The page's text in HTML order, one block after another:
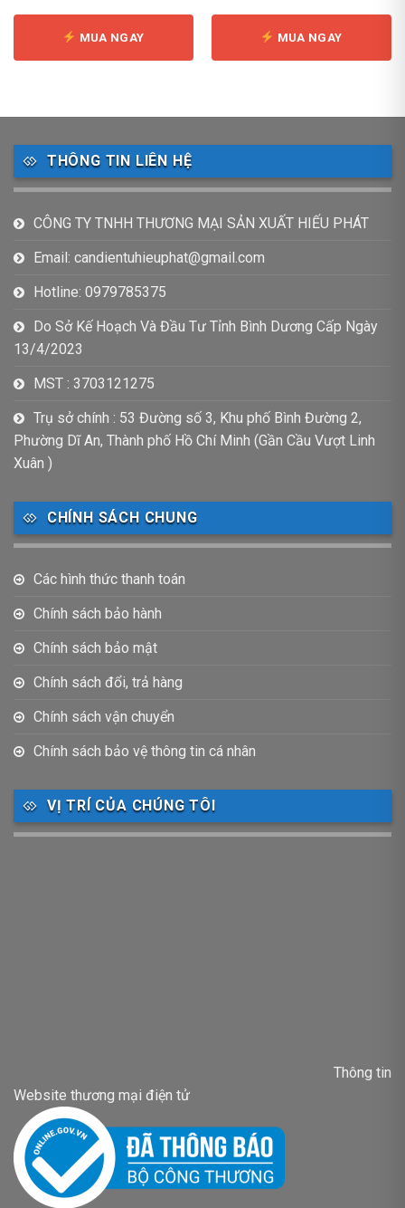
MUA NGAY MUA NGAY
THÔNG TIN LIÊN HỆ
CÔNG TY TNHH THƯƠNG MẠI SẢN XUẤT HIẾU PHÁT
Email: candientuhieuphat@gmail.com
Hotline: 0979785375
Do Sở Kế Hoạch Và Đầu Tư Tỉnh Bình Dương Cấp Ngày
13/4/2023
MST : 3703121275
Trụ sở chính : 53 Đường số 3, Khu phố Bình Đường 2,
Phường Dĩ An, Thành phố Hồ Chí Minh (Gần Cầu Vượt Linh
Xuân )
CHÍNH SÁCH CHUNG
Các hình thức thanh toán
Chính sách bảo hành
Chính sách bảo mật
Chính sách đổi, trả hàng
Chính sách vận chuyển
Chính sách bảo vệ thông tin cá nhân
VỊ TRÍ CỦA CHÚNG TÔI
Thông tin
Website thương mại điện tử